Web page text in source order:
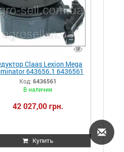
Claas Lexion Mega
643656.1 6436561
000643656.1 0006436561
000643656
Код: 6436561
В наличии
42 027,00 грн.
Купить